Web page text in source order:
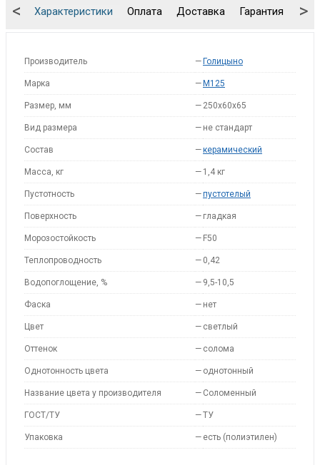
Характеристики Оплата Доставка Гарантия
< >
Производитель — Голицыно
Марка — M125
Размер, мм — 250х60х65
Вид размера — не стандарт
Состав —керамический
Масса, кг — 1,4 кг
Пустотность —пустотелый
Поверхность — гладкая
Морозостойкость — F50
Теплопроводность — 0,42
Водопоглощение, % — 9,5-10,5
Фаска — нет
Цвет — светлый
Оттенок — солома
Однотонность цвета — однотонный
Название цвета у производителя — Соломенный
ГОСТ/ТУ —ТУ
Упаковка — есть (полиэтилен)